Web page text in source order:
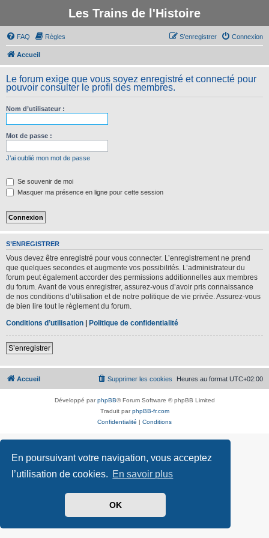
En poursuivant votre navigation, vous acceptez
l’utilisation de cookies. En savoir plus
OK
Les Trains de l'Histoire
FAQ Règles Connexion
S’enregistrer
Accueil
Le forum exige que vous soyez enregistré et connecté pour
pouvoir consulter le profil des membres.
Nom d’utilisateur :
Mot de passe :
J’ai oublié mon mot de passe
Se souvenir de moi
Masquer ma présence en ligne pour cette session
S’ENREGISTRER
Vous devez être enregistré pour vous connecter. L’enregistrement ne prend
que quelques secondes et augmente vos possibilités. L’administrateur du
forum peut également accorder des permissions additionnelles aux membres
du forum. Avant de vous enregistrer, assurez-vous d’avoir pris connaissance
de nos conditions d’utilisation et de notre politique de vie privée. Assurez-vous
de bien lire tout le règlement du forum.
Conditions d’utilisation | Politique de confidentialité
S’enregistrer
Accueil Heures au format UTC+02:00
Supprimer les cookies
Développé parphpBB® Forum Software © phpBB Limited
Traduit parphpBB-fr.com
Confidentialité | Conditions